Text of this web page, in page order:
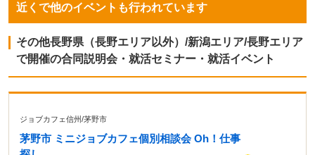
近くで他のイベントも行われています
その他長野県（長野エリア以外）/新潟エリア/長野エリア
で開催の合同説明会・就活セミナー・就活イベント
ジョブカフェ信州/茅野市
茅野市 ミニジョブカフェ個別相談会 Oh！仕事